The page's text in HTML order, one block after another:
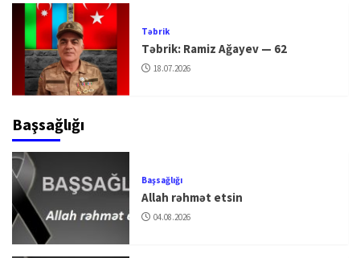
Təbrik
Təbrik: Ramiz Ağayev — 62
18.07.2026
Başsağlığı
Başsağlığı
Allah rəhmət etsin
04.08.2026